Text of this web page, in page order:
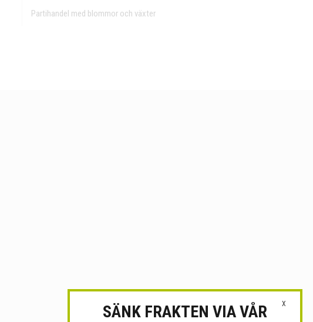
Partihandel med blommor och växter
X
SÄNK FRAKTEN VIA VÅR